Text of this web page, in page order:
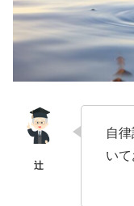
自
いて